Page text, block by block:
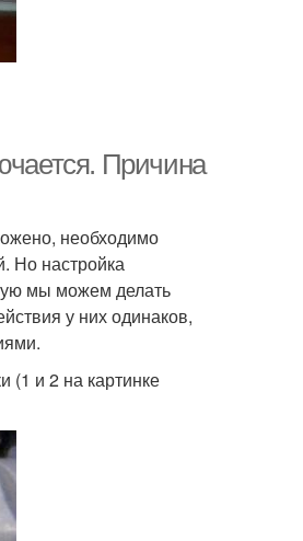
Причина
необходимо
Но настройка
мы можем делать
у них одинаков,
(1 и 2 на картинке